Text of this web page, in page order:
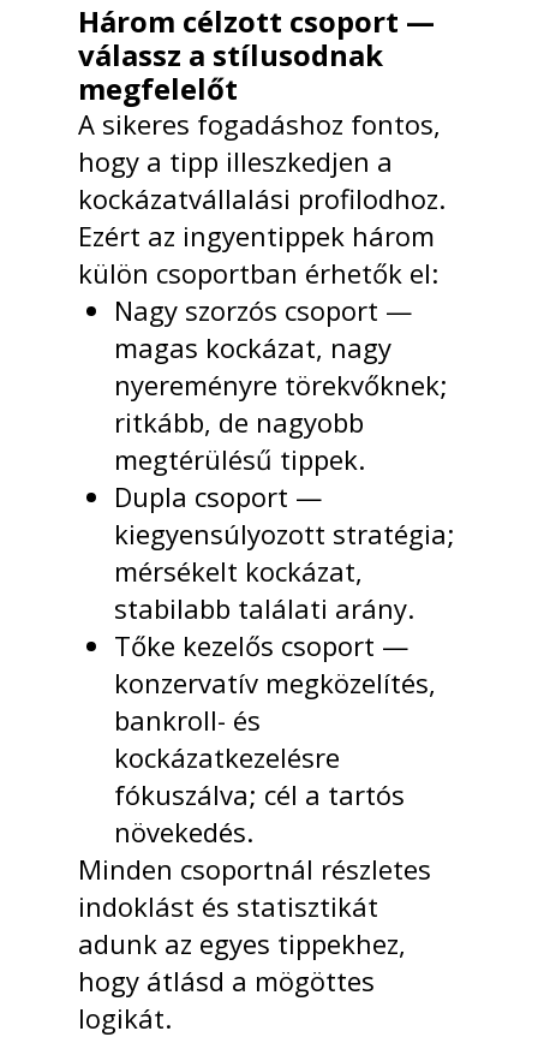
Három célzott csoport —
válassz a stílusodnak
megfelelőt
A sikeres fogadáshoz fontos,
hogy a tipp illeszkedjen a
kockázatvállalási profilodhoz.
Ezért az ingyentippek három
külön csoportban érhetők el:
Nagy szorzós csoport —
magas kockázat, nagy
nyereményre törekvőknek;
ritkább, de nagyobb
megtérülésű tippek.
Dupla csoport —
kiegyensúlyozott stratégia;
mérsékelt kockázat,
stabilabb találati arány.
Tőke kezelős csoport —
konzervatív megközelítés,
bankroll- és
kockázatkezelésre
fókuszálva; cél a tartós
növekedés.
Minden csoportnál részletes
indoklást és statisztikát
adunk az egyes tippekhez,
hogy átlásd a mögöttes
logikát.